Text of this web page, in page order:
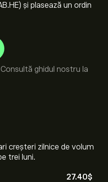
creșteri zilnice de volum
trei luni.
27.40‎$‎
și plasează un ordin
ghidul nostru la